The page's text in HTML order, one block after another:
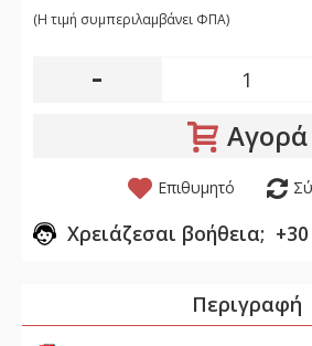
(H τιμή συμπεριλαμβάνει ΦΠΑ)
-
Αγορά
Επιθυμητό
Χρειάζεσαι βοήθεια;
Περιγραφή